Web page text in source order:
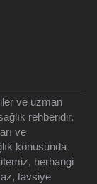
ve uzman
rehberidir.
ve
konusunda
herhangi
tavsiye